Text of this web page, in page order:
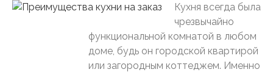
Кухня всегда была
чрезвычайно
функциональной комнатой в любом
доме, будь он городской квартирой
или загородным коттеджем. Именно